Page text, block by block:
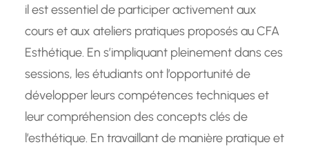
il est essentiel de participer activement aux
cours et aux ateliers pratiques proposés au CFA
Esthétique. En s’impliquant pleinement dans ces
sessions, les étudiants ont l’opportunité de
développer leurs compétences techniques et
leur compréhension des concepts clés de
l’esthétique. En travaillant de manière pratique et